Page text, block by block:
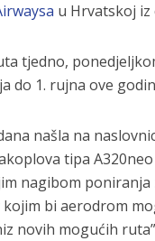
u Hrvatskoj iz
tjedno,
do 1. rujna ove
našla na
tipa
nagibom
bi aerodrom
novih mogućih